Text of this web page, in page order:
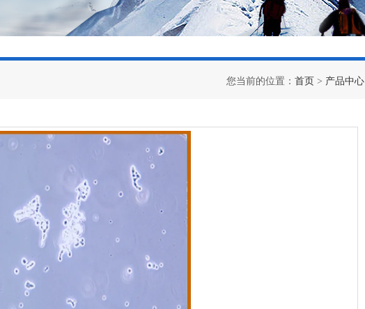
您当前的位置： 首页 > 产品中心